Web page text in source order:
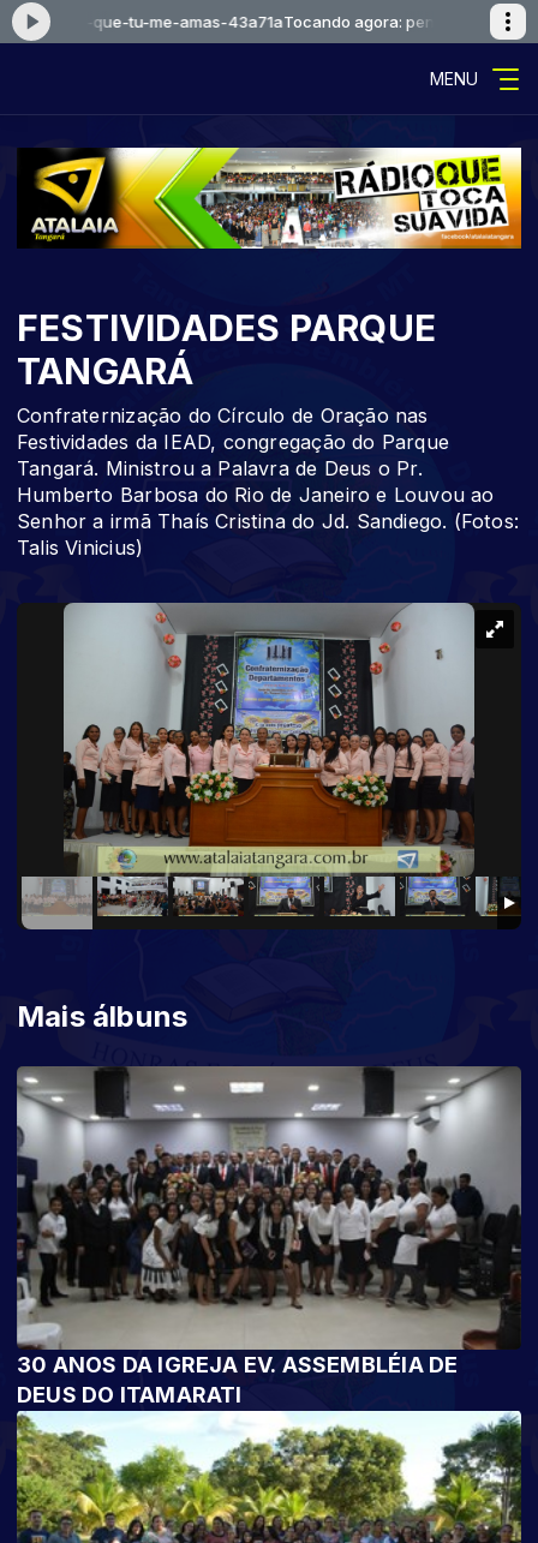
eu-sei-que-tu-me-amas-43a71aTocando agora: pentecostal-1-eu-
MENU
FESTIVIDADES PARQUE
TANGARÁ
Confraternização do Círculo de Oração nas
Festividades da IEAD, congregação do Parque
Tangará. Ministrou a Palavra de Deus o Pr.
Humberto Barbosa do Rio de Janeiro e Louvou ao
Senhor a irmã Thaís Cristina do Jd. Sandiego. (Fotos:
Talis Vinicius)
Mais álbuns
30 ANOS DA IGREJA EV. ASSEMBLÉIA DE
DEUS DO ITAMARATI